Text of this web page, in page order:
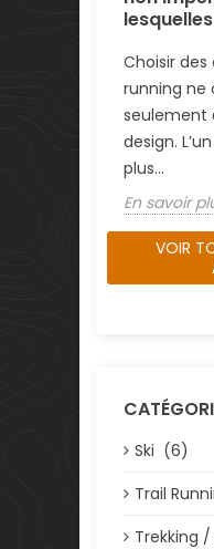
Choisir
running ne
seulement
design.
plus...
En savoir
VOIR
Ski (6)
Trail
Trekking